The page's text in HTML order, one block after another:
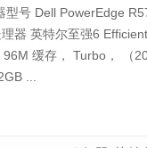
型号 Dell PowerEdge
器 英特尔至强6
缓存， Turbo， （
...